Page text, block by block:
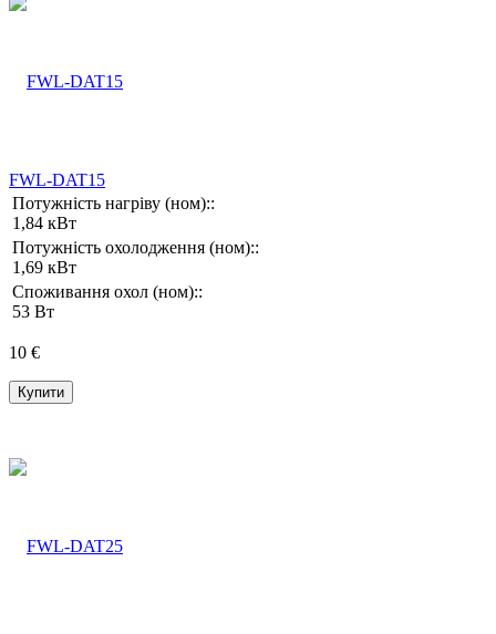
FWL-DAT15
Потужність нагріву (ном)::
1,84 кВт
Потужність охолодження (ном)::
1,69 кВт
Споживання охол (ном)::
53 Вт
10 €
Купити